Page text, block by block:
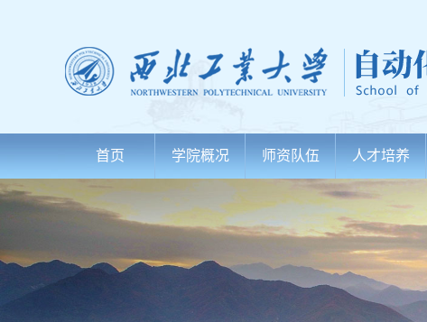
首页 学院概况 师资队伍 人才培养